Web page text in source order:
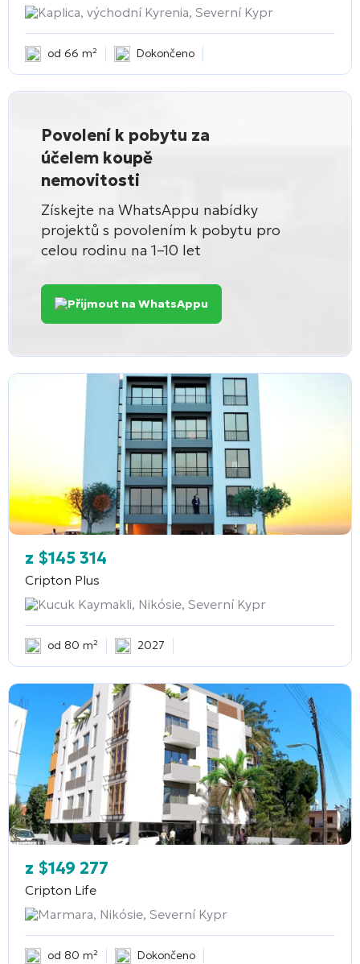
Kaplica, východní Kyrenia, Severní Kypr
od 66 m² Dokončeno
Povolení k pobytu za
účelem koupě
nemovitosti
Získejte na WhatsAppu nabídky
projektů s povolením k pobytu pro
celou rodinu na 1–10 let
Přijmout na WhatsAppu
z $145 314
Cripton Plus
Kucuk Kaymakli, Nikósie, Severní Kypr
od 80 m² 2027
z $149 277
Cripton Life
Marmara, Nikósie, Severní Kypr
od 80 m² Dokončeno